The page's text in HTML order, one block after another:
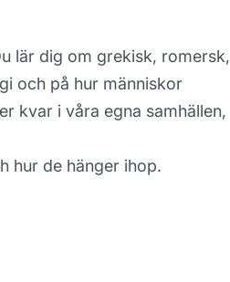
lär dig om grekisk, romersk,
och på hur människor
kvar i våra egna samhällen,
hur de hänger ihop.